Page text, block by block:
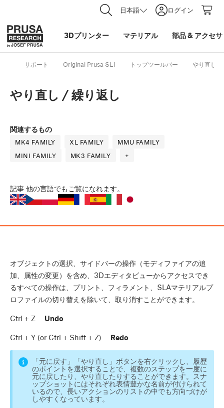
日本語 ログイン
3Dプリンター マテリアル 部品& アクセ
サポート Original Prusa SL1 トップツールバー やり直し /
やり直し / 繰り返し
関連するもの
MK4 FAMILY XL FAMILY
MMU FAMILY
MINI FAMILY
MK3 FAMILY +
記事 他の言語でもご覧になれます。
オブジェクトの選択、サイドバーの操作（モディファイアの追
加、属性の変更）を含め、3Dエディタビューからアクセスでき
るすべての操作は、プリント、フィラメント、SLAマテリアルプ
ロファイルの切り替えを除いて、取り消すことができます。
Ctrl + Z Undo
Ctrl + Y (or Ctrl + Shift + Z) Redo
「元に戻す」「やり直し」ボタンを右クリックし、履歴
のポイントを選択することで、複数のステップを一度に
元に戻したり、やり直したりすることができます。スナ
ップショットにはそれぞれ表情豊かな名前が付けられて
いるので、長いアクションのリストの中でも方向づけが
しやすくなっています。